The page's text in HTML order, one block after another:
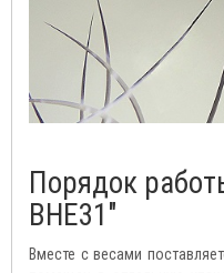
Порядок
ВНЕ31"
Вместе с весами